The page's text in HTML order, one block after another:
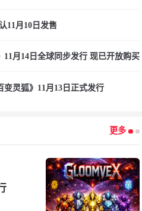
11月10日发售
11月14日全球同步发行 现已开放购买
灵狐》11月13日正式发行
更多